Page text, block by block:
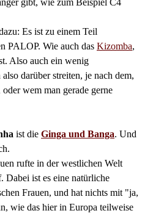
gibt, wie zum Beispiel C4
Es ist zu einem Teil
PALOP. Wie auch das Kizomba,
Also auch ein wenig
darüber streiten, je nach dem,
wem man gerade gerne
ist die Ginga und Banga. Und
rufte in der westlichen Welt
Dabei ist es eine natürliche
Frauen, und hat nichts mit "ja,
wie das hier in Europa teilweise